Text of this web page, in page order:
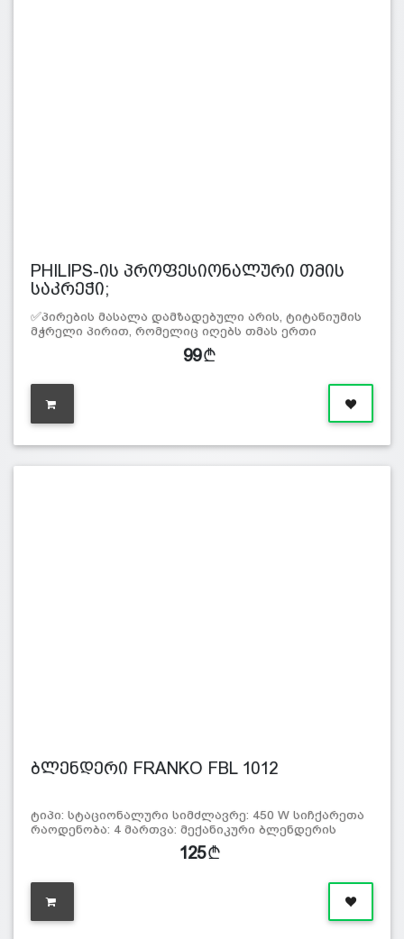
PHILIPS-ის პროფესიონალური თმის
საკრეჭი;
✅პირების მასალა დამზადებული არის, ტიტანიუმის
მჭრელი პირით, რომელიც იღებს თმას ერთი
99
ბლენდერი FRANKO FBL 1012
ტიპი: სტაციონალური სიმძლავრე: 450 W სიჩქარეთა
რაოდენობა: 4 მართვა: მექანიკური ბლენდერის
125